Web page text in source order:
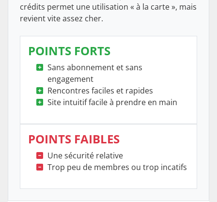
crédits permet une utilisation « à la carte », mais
revient vite assez cher.
POINTS FORTS
Sans abonnement et sans
engagement
Rencontres faciles et rapides
Site intuitif facile à prendre en main
POINTS FAIBLES
Une sécurité relative
Trop peu de membres ou trop incatifs